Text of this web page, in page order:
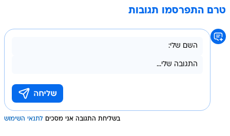
טרם התפרסמו תגובות
בשליחת התגובה אני מסכים לתנאי השימוש